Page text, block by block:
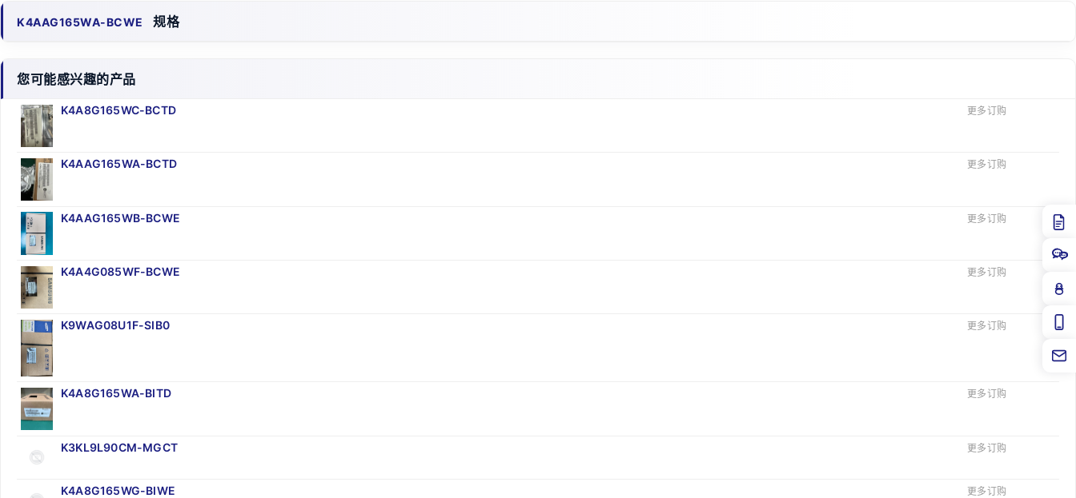
K4AAG165WA-BCWE 规格
您可能感兴趣的产品
K4A8G165WC-BCTD 更多订购
K4AAG165WA-BCTD 更多订购
K4AAG165WB-BCWE 更多订购
K4A4G085WF-BCWE 更多订购
K9WAG08U1F-SIB0 更多订购
K4A8G165WA-BITD 更多订购
K3KL9L90CM-MGCT 更多订购
K4A8G165WG-BIWE 更多订购